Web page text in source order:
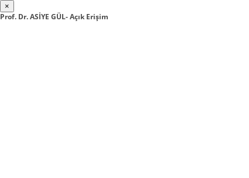
×
Prof. Dr. ASİYE GÜL- Açık Erişim